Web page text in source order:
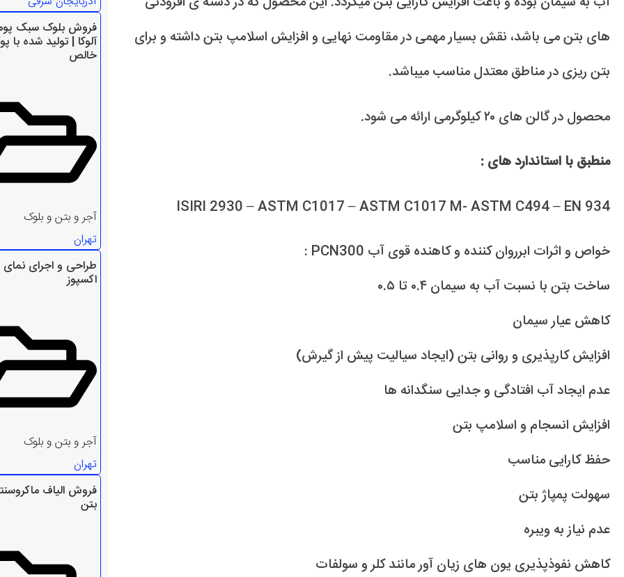
های بتن می باشد، نقش بسیار مهمی در مقاومت نهایی و افزایش اسلامپ بتن داشته و برای
بتن ریزی در مناطق معتدل مناسب میباشد.
محصول در گالن های ۲۰ کیلوگرمی ارائه می شود.
منطبق با استاندارد های :
ISIRI 2930 – ASTM C1017 – ASTM C1017 M- ASTM C494 – EN 934
خواص و اثرات ابرروان کننده و کاهنده قوی آب PCN300 :
ساخت بتن با نسبت آب به سیمان ۰.۴ تا ۰.۵
کاهش عیار سیمان
افزایش کارپذیری و روانی بتن (ایجاد سیالیت پیش از گیرش)
عدم ایجاد آب افتادگی و جدایی سنگدانه ها
افزایش انسجام و اسلامپ بتن
حفظ کارایی مناسب
سهولت پمپاژ بتن
عدم نیاز به ویبره
کاهش نفوذپذیری یون های زیان آور مانند کلر و سولفات
فروش بلوک سبک
آلوکا | تولید شده با
خالص
آجر و بتن و بلوک
تهران
طراحی و اجرای نمای
اکسپوز
آجر و بتن و بلوک
تهران
فروش الیاف
بتن